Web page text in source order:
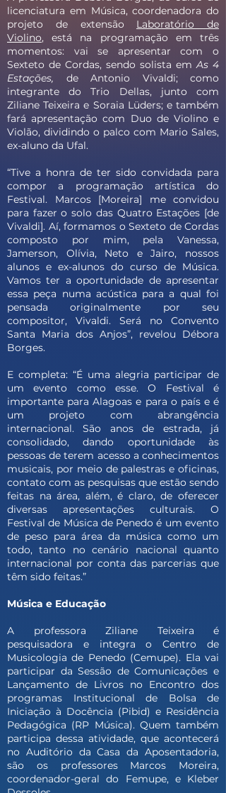
licenciatura em Música, coordenadora do
projeto de extensão Laboratório de
Violino, está na programação em três
momentos: vai se apresentar com o
Sexteto de Cordas, sendo solista emAs 4
Estações, de Antonio Vivaldi; como
integrante do Trio Dellas, junto com
Ziliane Teixeira e Soraia Lüders; e também
fará apresentação com Duo de Violino e
Violão, dividindo o palco com Mario Sales,
ex-aluno da Ufal.
“Tive a honra de ter sido convidada para
compor a programação artística do
Festival. Marcos [Moreira] me convidou
para fazer o solo das Quatro Estações [de
Vivaldi]. Aí, formamos o Sexteto de Cordas
composto por mim, pela Vanessa,
Jamerson, Olívia, Neto e Jairo, nossos
alunos e ex-alunos do curso de Música.
Vamos ter a oportunidade de apresentar
essa peça numa acústica para a qual foi
pensada originalmente por seu
compositor, Vivaldi. Será no Convento
Santa Maria dos Anjos”, revelou Débora
Borges.
E completa: “É uma alegria participar de
um evento como esse. O Festival é
importante para Alagoas e para o país e é
um projeto com abrangência
internacional. São anos de estrada, já
consolidado, dando oportunidade às
pessoas de terem acesso a conhecimentos
musicais, por meio de palestras e oficinas,
contato com as pesquisas que estão sendo
feitas na área, além, é claro, de oferecer
diversas apresentações culturais. O
Festival de Música de Penedo é um evento
de peso para área da música como um
todo, tanto no cenário nacional quanto
internacional por conta das parcerias que
têm sido feitas.”
Música e Educação
A professora Ziliane Teixeira é
pesquisadora e integra o Centro de
Musicologia de Penedo (Cemupe). Ela vai
participar da Sessão de Comunicações e
Lançamento de Livros no Encontro dos
programas Institucional de Bolsa de
Iniciação à Docência (Pibid) e Residência
Pedagógica (RP Música). Quem também
participa dessa atividade, que acontecerá
no Auditório da Casa da Aposentadoria,
são os professores Marcos Moreira,
coordenador-geral do Femupe, e Kleber